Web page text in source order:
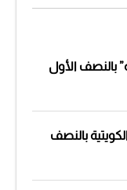
بالنصف الأول
بالنصف